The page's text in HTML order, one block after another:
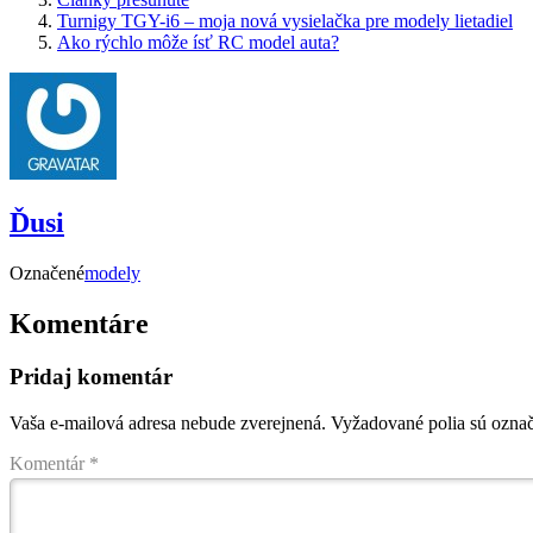
Turnigy TGY-i6 – moja nová vysielačka pre modely lietadiel
Ako rýchlo môže ísť RC model auta?
Ďusi
Označenémodely
Komentáre
Pridaj komentár
Vaša e-mailová adresa nebude zverejnená. Vyžadované polia sú
Komentár *